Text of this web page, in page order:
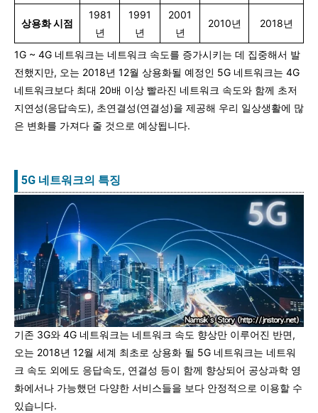
상용화 시점
1981
년
1991
년
2001
년
2010년 2018년
1G ~ 4G 네트워크는 네트워크 속도를 증가시키는 데 집중해서 발
전했지만, 오는 2018년 12월 상용화될 예정인 5G 네트워크는 4G
네트워크보다 최대 20배 이상 빨라진 네트워크 속도와 함께 초저
지연성(응답속도), 초연결성(연결성)을 제공해 우리 일상생활에 많
은 변화를 가져다 줄 것으로 예상됩니다.
5G 네트워크의 특징
기존 3G와 4G 네트워크는 네트워크 속도 향상만 이루어진 반면,
오는 2018년 12월 세계 최초로 상용화 될 5G 네트워크는 네트워
크 속도 외에도 응답속도, 연결성 등이 함께 향상되어 공상과학 영
화에서나 가능했던 다양한 서비스들을 보다 안정적으로 이용할 수
있습니다.